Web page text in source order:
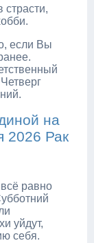
если Вы
на
2026 Рак
равно
уйдут,
себя.